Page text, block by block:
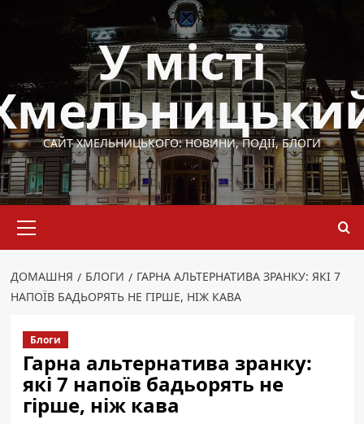
У місті
САЙТ ХМЕЛЬНИЦЬКОГО: НОВИНИ, ПОДІЇ, БЛОГИ
меню
ДОМАШНЯ БЛОГИ
ГАРНА АЛЬТЕРНАТИВА ЗРАНКУ: ЯКІ 7
НАПОЇВ БАДЬОРЯТЬ НЕ ГІРШЕ, НІЖ КАВА
Блоги
Гарна альтернатива зранку:
які 7 напоїв бадьорять не
гірше, ніж кава